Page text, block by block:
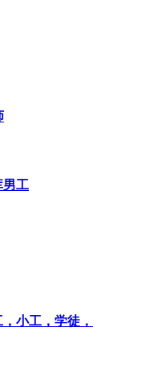
男工
小工，学徒，